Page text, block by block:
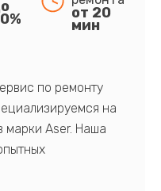
от 20
мин
по ремонту
на
марки Aser. Наша
знаниями и